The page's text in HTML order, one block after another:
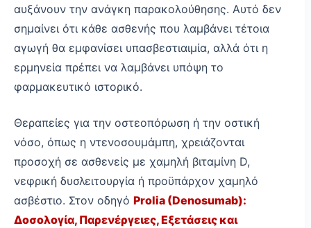
αυξάνουν την ανάγκη παρακολούθησης. Αυτό δεν
σημαίνει ότι κάθε ασθενής που λαμβάνει τέτοια
αγωγή θα εμφανίσει υπασβεστιαιμία, αλλά ότι η
ερμηνεία πρέπει να λαμβάνει υπόψη το
φαρμακευτικό ιστορικό.
Θεραπείες για την οστεοπόρωση ή την οστική
νόσο, όπως η ντενοσουμάμπη, χρειάζονται
προσοχή σε ασθενείς με χαμηλή βιταμίνη D,
νεφρική δυσλειτουργία ή προϋπάρχον χαμηλό
ασβέστιο. Στον οδηγό Prolia (Denosumab):
Δοσολογία, Παρενέργειες, Εξετάσεις και